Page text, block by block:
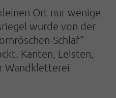
Ort nur wenige
wurde von der
Schlaf“
Kanten, Leisten,
Wandkletterei